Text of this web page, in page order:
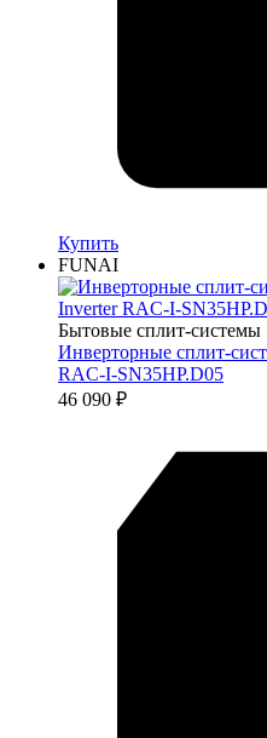
Купить
FUNAI
Бытовые сплит-системы
Инверторные сплит-
RAC-I-SN35HP.D05
46 090 ₽